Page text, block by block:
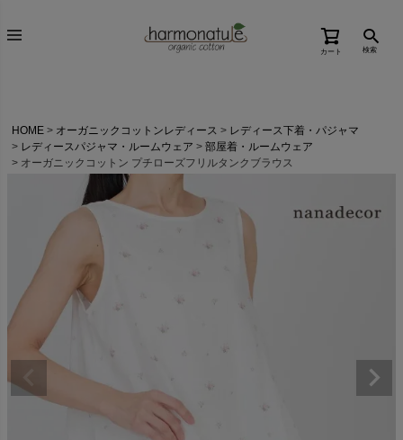
カート 検索
HOME オーガニックコットンレディース
レディース下着・パジャマ
レディースパジャマ・ルームウェア
部屋着・ルームウェア
オーガニックコットン プチローズフリルタンクブラウス